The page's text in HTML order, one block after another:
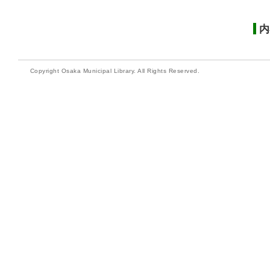
Copyright Osaka Municipal Library. All Rights Reserved.